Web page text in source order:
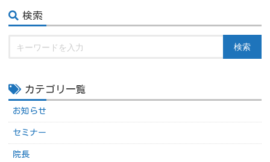
検索
検索
カテゴリ一覧
お知らせ
セミナー
院長